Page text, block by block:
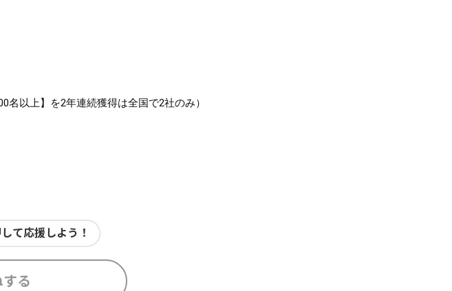
名以上】を2年連続獲得は全国で2社のみ）
て応援しよう！
る